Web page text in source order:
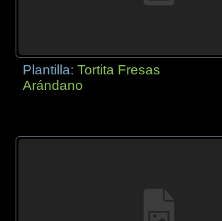
Plantilla:Tortita Fresas
Arándano